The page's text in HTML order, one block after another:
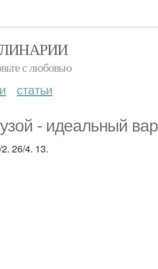
с любовью
статьи
- идеальный
26/4. 13.